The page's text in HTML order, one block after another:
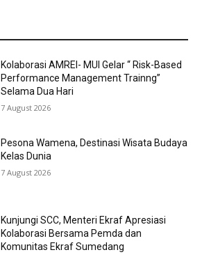
Kolaborasi AMREI- MUI Gelar “ Risk-Based
Performance Management Trainng”
Selama Dua Hari
7 August 2026
Pesona Wamena, Destinasi Wisata Budaya
Kelas Dunia
7 August 2026
Kunjungi SCC, Menteri Ekraf Apresiasi
Kolaborasi Bersama Pemda dan
Komunitas Ekraf Sumedang